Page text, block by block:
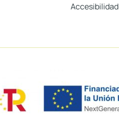
Accesibilidad